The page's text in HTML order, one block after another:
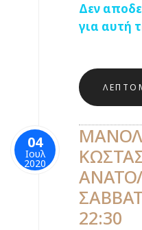
Δεν
για αυτή
04
Ιουλ
2020
22:30